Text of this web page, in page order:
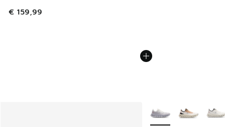
€ 159,99
Weitere Farben